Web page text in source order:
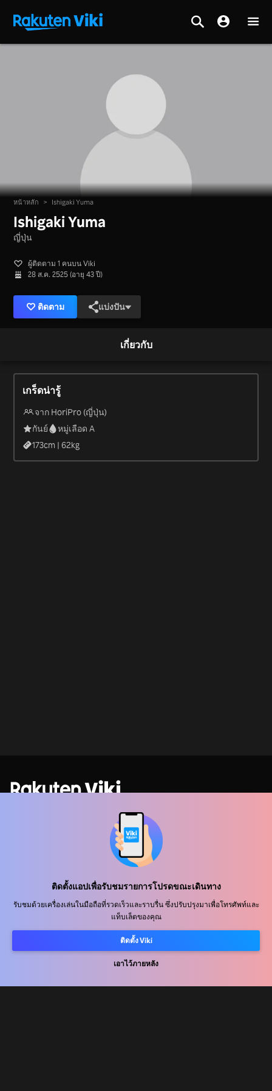
ติดตั้งแอปเพื่อรับชมรายการโปรดขณะเดินทาง
รับชมด้วยเครื่องเล่นในมือถือที่รวดเร็วและราบรื่น ซึ่งปรับปรุงมาเพื่อโทรศัพท์และ
แท็บเล็ตของคุณ
ติดตั้ง Viki
เอาไว้ภายหลัง
หน้าหลัก > Ishigaki Yuma
Ishigaki Yuma
ญี่ปุ่น
ผู้ติดตาม 1 คนบน Viki
28 ส.ค. 2525 (อายุ 43 ปี)
ติดตาม แบ่งปัน
เกี่ยวกับ
เกร็ดน่ารู้
จาก HoriPro (ญี่ปุ่น)
กันย์
หมู่เลือด A
173cm |62kg
ร่วมงานกับเรา